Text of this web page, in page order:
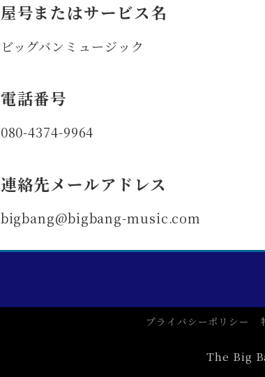
屋号またはサービス名
ビッグバンミュージック
電話番号
080-4374-9964
連絡先メールアドレス
bigbang@bigbang-music.com
プライバシーポリシー
The Big